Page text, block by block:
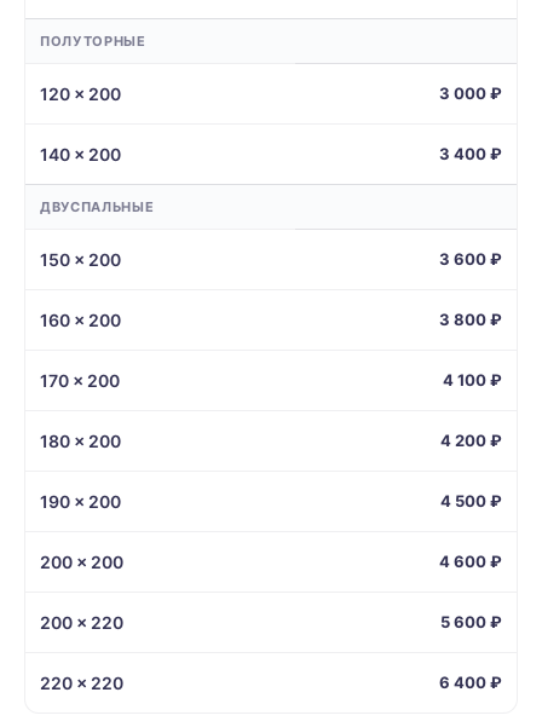
ПОЛУТОРНЫЕ
120 × 200 3 000 ₽
140 × 200 3 400 ₽
ДВУСПАЛЬНЫЕ
150 × 200 3 600 ₽
160 × 200 3 800 ₽
170 × 200 4 100 ₽
180 × 200 4 200 ₽
190 × 200 4 500 ₽
200 × 200 4 600 ₽
200 × 220 5 600 ₽
220 × 220 6 400 ₽